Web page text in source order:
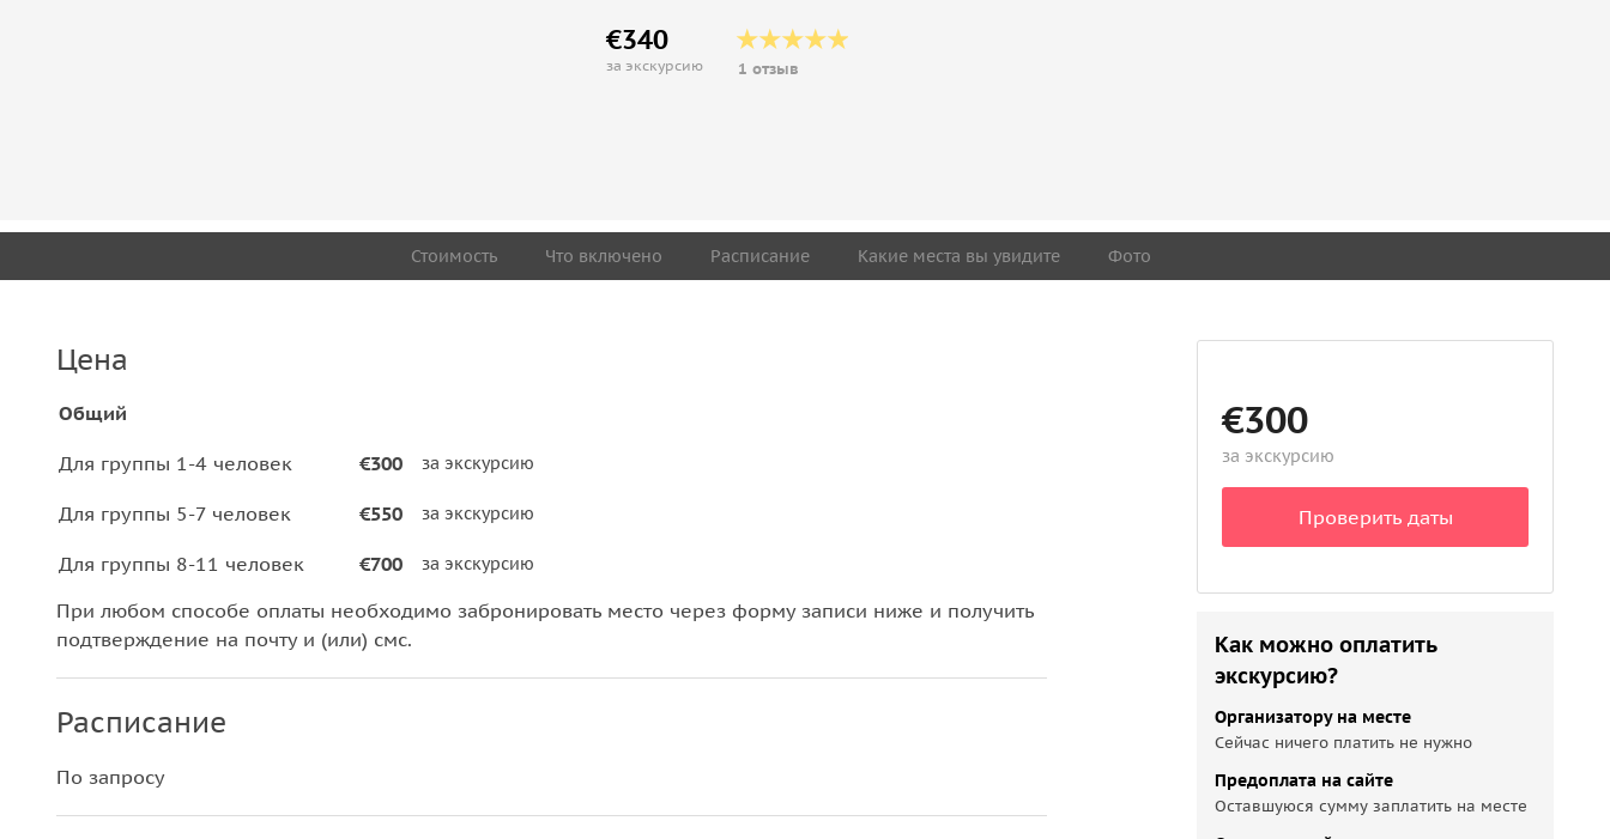
€340
за экскурсию 1 отзыв
Стоимость Что включено Расписание Какие места вы увидите Фото
Цена
Общий
Для группы 1-4 человек €300 за экскурсию
Для группы 5-7 человек €550 за экскурсию
Для группы 8-11 человек €700 за экскурсию
При любом способе оплаты необходимо забронировать место через форму записи ниже и получить
подтверждение на почту и (или) смс.
Расписание
По запросу
€300
за экскурсию
Проверить даты
Как можно оплатить
экскурсию?
Организатору на месте
Сейчас ничего платить не нужно
Предоплата на сайте
Оставшуюся сумму заплатить на месте